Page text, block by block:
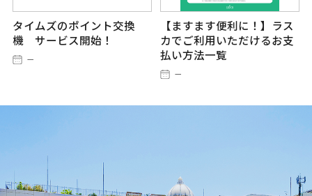
タイムズのポイント交換
機 サービス開始！
－
【ますます便利に！】ラス
カでご利用いただけるお支
払い方法一覧
－